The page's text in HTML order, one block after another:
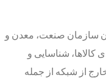
سازمان صنعت، معدن و
شناسایی و
از شبکه از جمله